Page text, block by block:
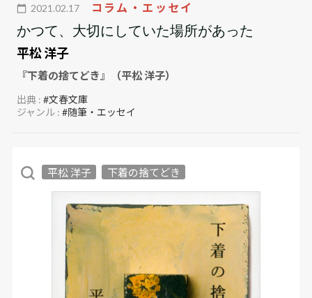
2021.02.17 コラム・エッセイ
かつて、大切にしていた場所があった
平松 洋子
『下着の捨てどき』（平松 洋子）
出典 :#文春文庫
ジャンル :#随筆・エッセイ
平松 洋子 下着の捨てどき